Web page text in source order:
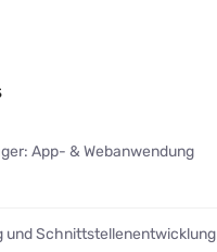
App- & Webanwendung
und Schnittstellenentwicklung